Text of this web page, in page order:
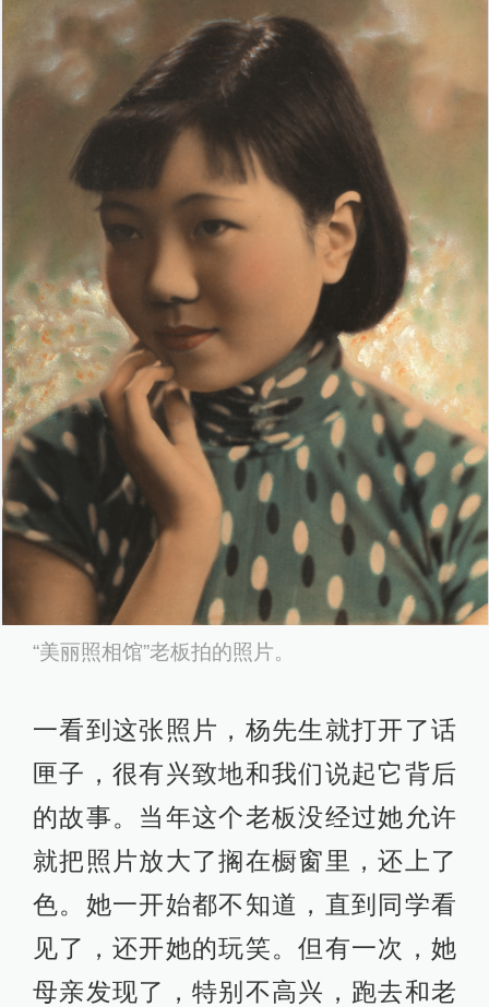
“美丽照相馆”老板拍的照片。
一看到这张照片，杨先生就打开了话
匣子，很有兴致地和我们说起它背后
的故事。当年这个老板没经过她允许
就把照片放大了搁在橱窗里，还上了
色。她一开始都不知道，直到同学看
见了，还开她的玩笑。但有一次，她
母亲发现了，特别不高兴，跑去和老